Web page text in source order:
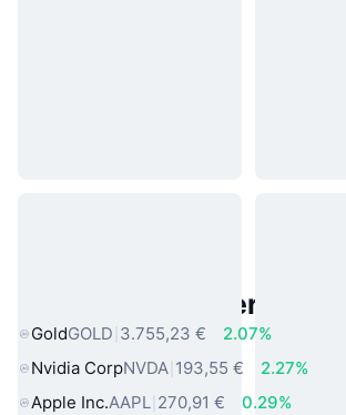
Beliebte reale
GoldGOLD 3.755,23 €
2.07%
Nvidia CorpNVDA 193,55 €
2.27%
Apple Inc.AAPL 270,91 €
0.29%